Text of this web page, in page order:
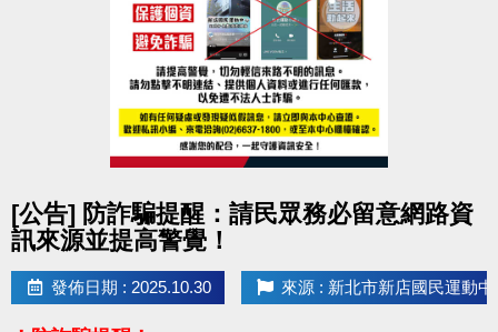
[公告] 防詐騙提醒：請民眾務必留意網路資
訊來源並提高警覺！
發佈日期 : 2025.10.30 來源 : 新北市新店國民運動中